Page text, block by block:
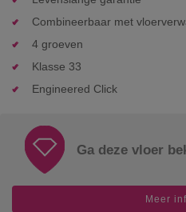
Combineerbaar met
4 groeven
Klasse 33
Engineered Click
Ga deze vloer
Meer